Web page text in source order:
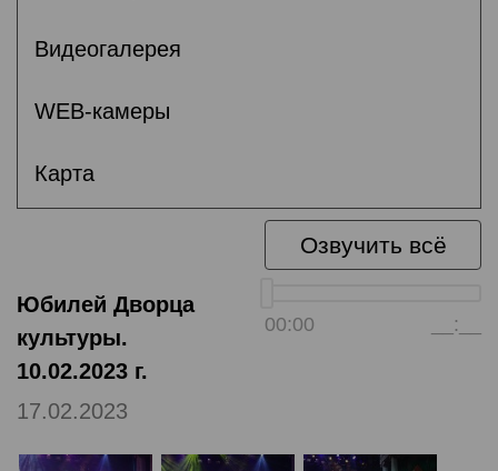
Видеогалерея
WEB-камеры
Карта
Озвучить всё
00:00 __:__
Юбилей Дворца
культуры.
10.02.2023 г.
17.02.2023